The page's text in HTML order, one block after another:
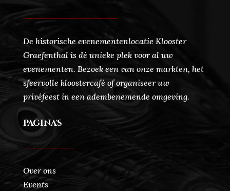
De historische evenementenlocatie Klooster
Graefenthal is dé unieke plek voor al uw
evenementen. Bezoek een van onze markten, het
sfeervolle kloostercafé of organiseer uw
privéfeest in een adembenemende omgeving.
Pagina's
Over ons
Events